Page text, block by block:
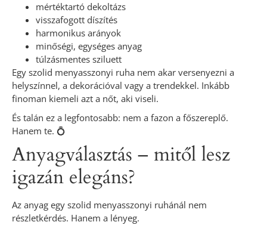
mértéktartó dekoltázs
visszafogott díszítés
harmonikus arányok
minőségi, egységes anyag
túlzásmentes sziluett
Egy szolid menyasszonyi ruha nem akar versenyezni a
helyszínnel, a dekorációval vagy a trendekkel. Inkább
finoman kiemeli azt a nőt, aki viseli.
És talán ez a legfontosabb: nem a fazon a főszereplő.
Hanem te. 💍
Anyagválasztás – mitől lesz
igazán elegáns?
Az anyag egy szolid menyasszonyi ruhánál nem
részletkérdés. Hanem a lényeg.